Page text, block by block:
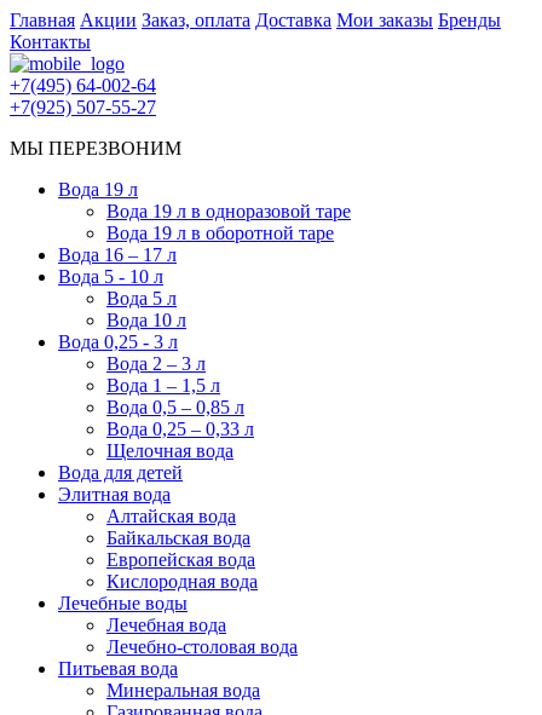
Главная Акции Заказ, оплата Доставка Мои заказы Бренды
Контакты
+7(495) 64-002-64
+7(925) 507-55-27
МЫ ПЕРЕЗВОНИМ
Вода 19 л
Вода 19 л в одноразовой таре
Вода 19 л в оборотной таре
Вода 16 – 17 л
Вода 5 - 10 л
Вода 5 л
Вода 10 л
Вода 0,25 - 3 л
Вода 2 – 3 л
Вода 1 – 1,5 л
Вода 0,5 – 0,85 л
Вода 0,25 – 0,33 л
Щелочная вода
Вода для детей
Элитная вода
Алтайская вода
Байкальская вода
Европейская вода
Кислородная вода
Лечебные воды
Лечебная вода
Лечебно-столовая вода
Питьевая вода
Минеральная вода